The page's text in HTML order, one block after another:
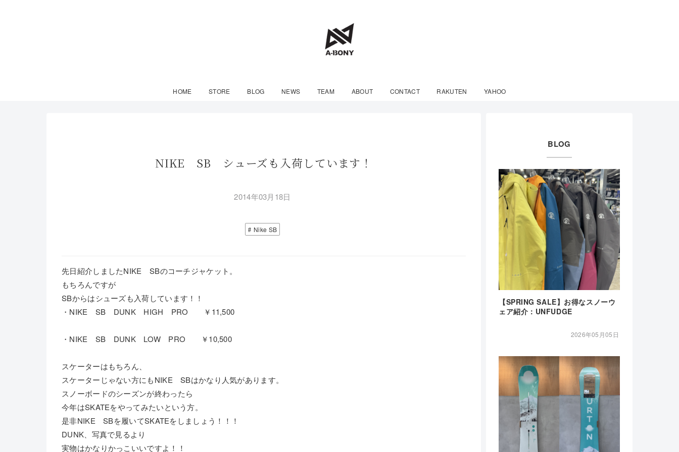
HOME STORE BLOG NEWS TEAM ABOUT CONTACT RAKUTEN YAHOO
NIKE SB シューズも入荷しています！
2014年03月18日
Nike SB
先日紹介しましたNIKE SBのコーチジャケット。
もちろんですが
SBからはシューズも入荷しています！！
・NIKE SB DUNK HIGH PRO ￥11,500
・NIKE SB DUNK LOW PRO ￥10,500
スケーターはもちろん、
スケーターじゃない方にもNIKE SBはかなり人気があります。
スノーボードのシーズンが終わったら
今年はSKATEをやってみたいという方。
是非NIKE SBを履いてSKATEをしましょう！！！
DUNK、写真で見るより
実物はかなりかっこいいですよ！！
BLOG
【SPRING SALE】お得なスノーウ
ェア紹介：UNFUDGE
2026年05月05日